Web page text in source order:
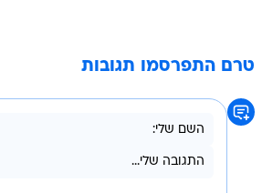
טרם התפרסמו תגובות